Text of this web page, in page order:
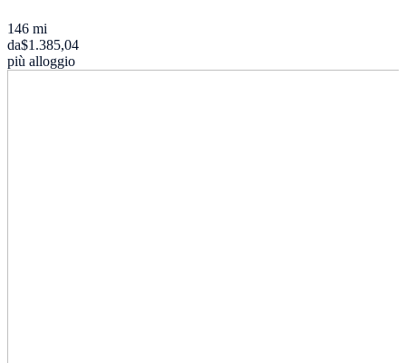
146 mi
da$1.385,04
più alloggio